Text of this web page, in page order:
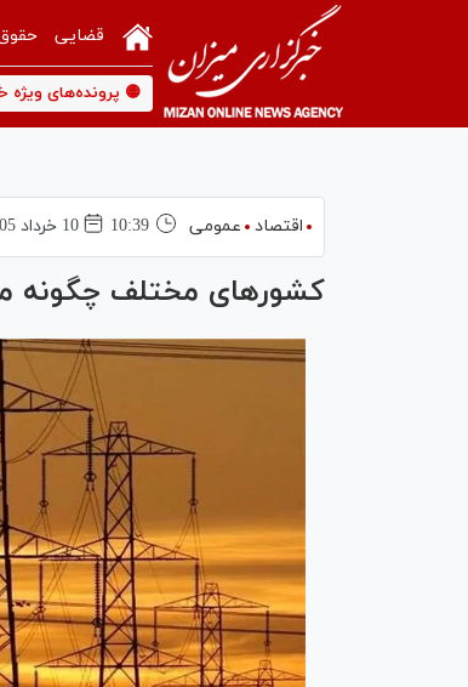
قضایی
🟡 پرونده‌های ویژه
اقتصاد عمومی 10:39 10 خرداد 1405
کشورهای مختلف چگونه